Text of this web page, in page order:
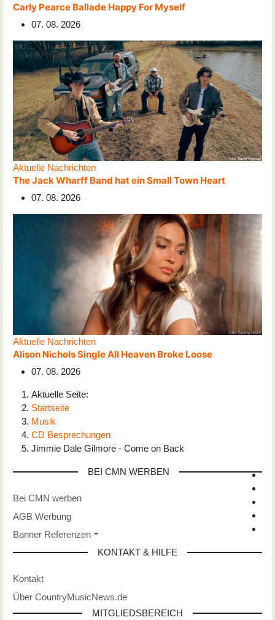
Carly Pearce Ballade Happy For Myself
07. 08. 2026
Aktuelle Nachrichten
The Jack Wharff Band hat ein Small Town Heart
07. 08. 2026
Aktuelle Nachrichten
Alison Nichols Single All Heaven Broke Loose
07. 08. 2026
Aktuelle Seite:
Startseite
Musik
CD Besprechungen
Jimmie Dale Gilmore - Come on Back
BEI CMN WERBEN
Bei CMN werben
AGB Werbung
Banner Referenzen
KONTAKT & HILFE
Kontakt
Über CountryMusicNews.de
MITGLIEDSBEREICH